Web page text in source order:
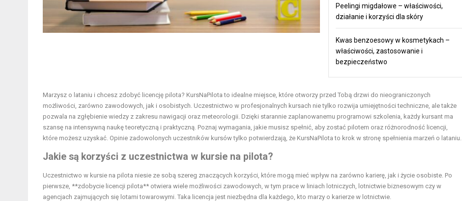
Peelingi migdałowe – właściwości,
działanie i korzyści dla skóry
Kwas benzoesowy w kosmetykach –
właściwości, zastosowanie i
bezpieczeństwo
Marzysz o lataniu i chcesz zdobyć licencję pilota? KursNaPilota to idealne miejsce, które otworzy przed Tobą drzwi do nieograniczonych
możliwości, zarówno zawodowych, jak i osobistych. Uczestnictwo w profesjonalnych kursach nie tylko rozwija umiejętności techniczne, ale także
pozwala na zgłębienie wiedzy z zakresu nawigacji oraz meteorologii. Dzięki starannie zaplanowanemu programowi szkolenia, każdy kursant ma
szansę na intensywną naukę teoretyczną i praktyczną. Poznaj wymagania, jakie musisz spełnić, aby zostać pilotem oraz różnorodność licencji,
które możesz uzyskać. Opinie zadowolonych uczestników kursów tylko potwierdzają, że KursNaPilota to krok w stronę spełnienia marzeń o lataniu.
Jakie są korzyści z uczestnictwa w kursie na pilota?
Uczestnictwo w kursie na pilota niesie ze sobą szereg znaczących korzyści, które mogą mieć wpływ na zarówno karierę, jak i życie osobiste. Po
pierwsze, **zdobycie licencji pilota** otwiera wiele możliwości zawodowych, w tym prace w liniach lotniczych, lotnictwie biznesowym czy w
agencjach zajmujących się lotami towarowymi. Taka licencja jest niezbędna dla każdego, kto marzy o karierze w lotnictwie.